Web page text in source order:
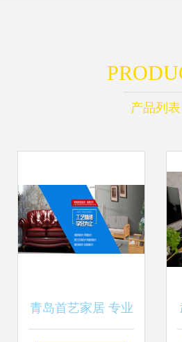
产品列表
青岛首艺家居 专业